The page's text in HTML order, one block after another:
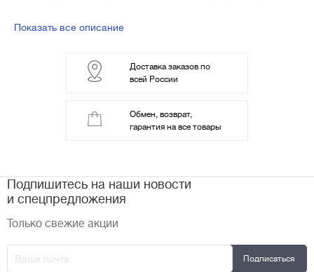
Ножи прекрасно сбалансированные и выполненные из
При бережном уходе прослужит вам долгие годы и не
требует длительной и частой заточки.
Показать все описание
Доставка заказов по
всей России
Обмен, возврат,
гарантия на все товары
Подпишитесь на наши новости
и спецпредложения
Только свежие акции